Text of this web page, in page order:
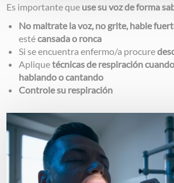
Es importante que use su voz de forma
No maltrate la voz, no grite, hable
estécansada o ronca
Si se encuentra enfermo/a procure
Apliquetécnicas de respiración
hablando o cantando
Controle su respiración
Image